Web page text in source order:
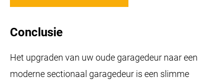
Conclusie
Het upgraden van uw oude garagedeur naar een
moderne sectionaal garagedeur is een slimme